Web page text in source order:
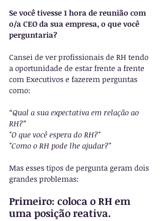
Se você tivesse 1 hora de reunião com
o/a CEO da sua empresa, o que você
perguntaria?
Cansei de ver profissionais de RH tendo
a oportunidade de estar frente a frente
com Executivos e fazerem perguntas
como:
“Qual a sua expectativa em relação ao
RH?”
"O que você espera do RH?"
"Como o RH pode lhe ajudar?"
Mas esses tipos de pergunta geram dois
grandes problemas:
Primeiro: coloca o RH em
uma posição reativa.